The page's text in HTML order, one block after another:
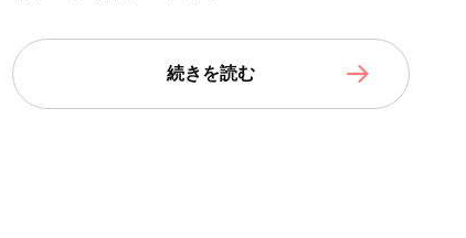
続きを読む